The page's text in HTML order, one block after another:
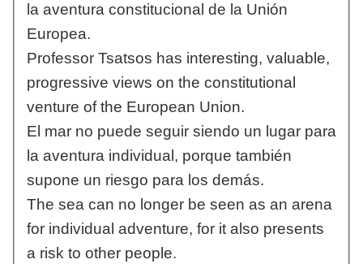
la aventura constitucional de la Unión
Europea.
Professor Tsatsos has interesting, valuable,
progressive views on the constitutional
venture of the European Union.
El mar no puede seguir siendo un lugar para
la aventura individual, porque también
supone un riesgo para los demás.
The sea can no longer be seen as an arena
for individual adventure, for it also presents
a risk to other people.